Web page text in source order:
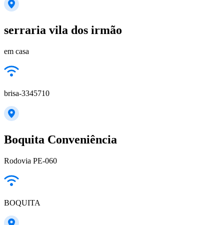
serraria vila dos irmão
em casa
brisa-3345710
Boquita Conveniência
Rodovia PE-060
BOQUITA